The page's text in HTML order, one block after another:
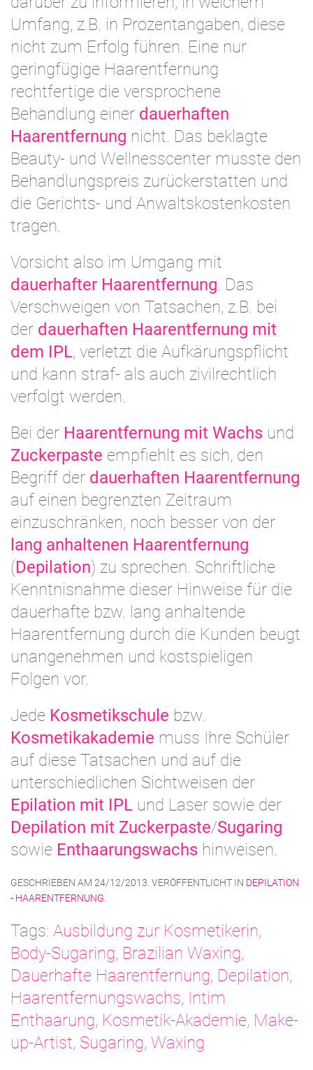
Umfang, z.B. in Prozentangaben, diese
nicht zum Erfolg führen. Eine nur
geringfügige Haarentfernung
rechtfertige die versprochene
Behandlung einer dauerhaften
Haarentfernung nicht. Das beklagte
Beauty- und Wellnesscenter musste den
Behandlungspreis zurückerstatten und
die Gerichts- und Anwaltskostenkosten
tragen.
Vorsicht also im Umgang mit
dauerhafter Haarentfernung. Das
Verschweigen von Tatsachen, z.B. bei
der dauerhaften Haarentfernung mit
dem IPL, verletzt die Aufkärungspflicht
und kann straf- als auch zivilrechtlich
verfolgt werden.
Bei der Haarentfernung mit Wachs und
Zuckerpaste empfiehlt es sich, den
Begriff der dauerhaften Haarentfernung
auf einen begrenzten Zeitraum
einzuschränken, noch besser von der
lang anhaltenen Haarentfernung
(Depilation) zu sprechen. Schriftliche
Kenntnisnahme dieser Hinweise für die
dauerhafte bzw. lang anhaltende
Haarentfernung durch die Kunden beugt
unangenehmen und kostspieligen
Folgen vor.
Jede Kosmetikschule bzw.
Kosmetikakademie muss Ihre Schüler
auf diese Tatsachen und auf die
unterschiedlichen Sichtweisen der
Epilation mit IPL und Laser sowie der
Depilation mit Zuckerpaste/Sugaring
sowie Enthaarungswachs hinweisen.
GESCHRIEBEN AM 24/12/2013 . VERÖFFENTLICHT IN DEPILATION
- HAARENTFERNUNG
Tags: Ausbildung zur Kosmetikerin,
Body-Sugaring, Brazilian Waxing,
Dauerhafte Haarentfernung, Depilation,
Haarentfernungswachs, Intim
Enthaarung, Kosmetik-Akademie, Make-
up-Artist, Sugaring, Waxing